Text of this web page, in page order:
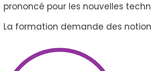
prononcé pour les nouvelles
La formation demande des